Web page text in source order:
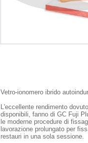
Vetro-ionomero ibrido
L'eccellente rendimento
disponibili, fanno di GC Fuji
le moderne procedure di
lavorazione prolungato per
restauri in una sola sessione.